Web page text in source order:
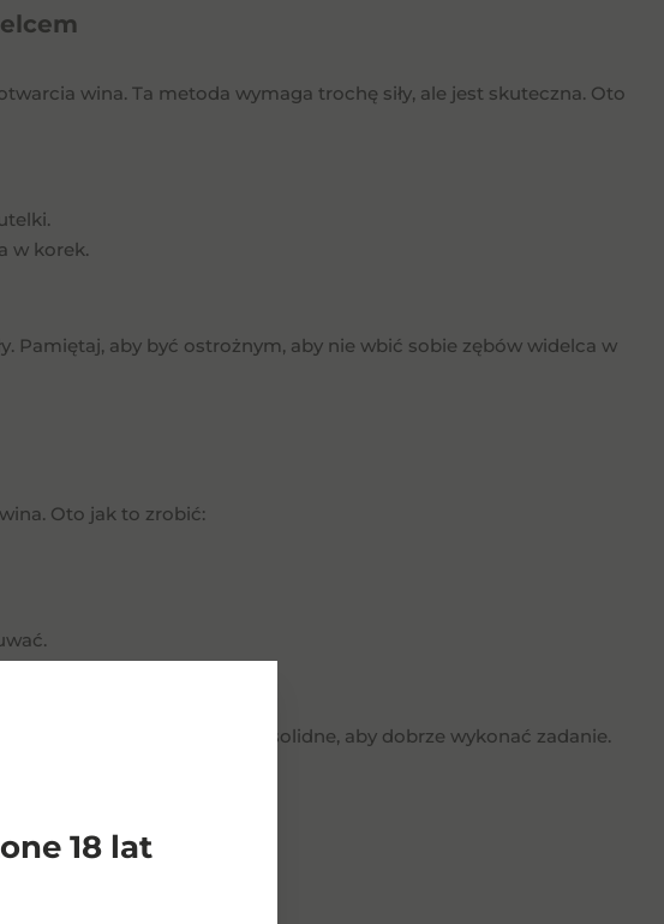
18 lat
wina. Ta metoda wymaga trochę siły, ale jest skuteczna. Oto
w korek.
Pamiętaj, aby być ostrożnym, aby nie wbić sobie zębów widelca w
Oto jak to zrobić:
powinny być ostre i solidne, aby dobrze wykonać zadanie.
ani nie skaleczyć się.